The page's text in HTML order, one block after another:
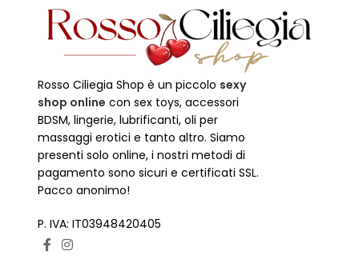
Rosso Ciliegia Shop è un piccolo sexy
shop online con sex toys, accessori
BDSM, lingerie, lubrificanti, oli per
massaggi erotici e tanto altro. Siamo
presenti solo online, i nostri metodi di
pagamento sono sicuri e certificati SSL.
Pacco anonimo!
P. IVA: IT03948420405